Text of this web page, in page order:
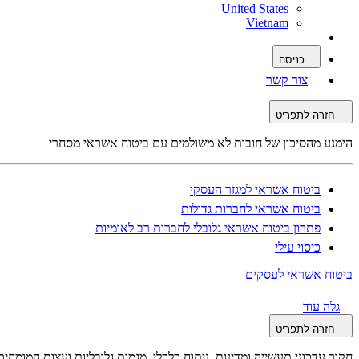
United States
Vietnam
כניסה
צור קשר
חזרה לתפריט
הימנע מהסיכון של חובות לא משולמים עם ביטוח אשראי מסחרי
ביטוח אשראי למגזר העסקי
ביטוח אשראי לחברות גדולות
פתרון ביטוח אשראי גלובלי לחברות רב לאומיות
כיסוי עילי
ביטוח אשראי לעסקים
גלה עוד
חזרה לתפריט